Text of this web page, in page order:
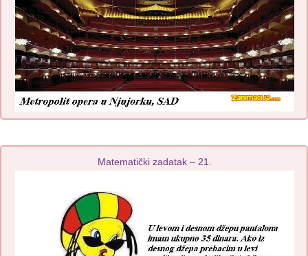
Matematički zadatak – 21.